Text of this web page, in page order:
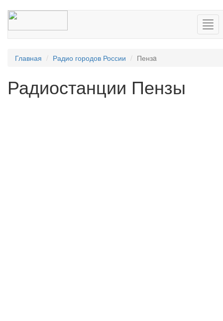
Главная Радио городов России Пензa
Радиостанции Пензы